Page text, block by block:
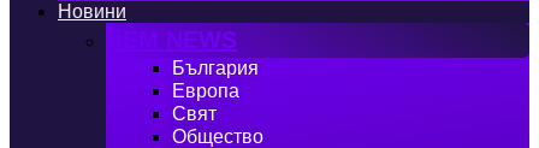
Новини
iEM NEWS
България
Европа
Свят
Общество